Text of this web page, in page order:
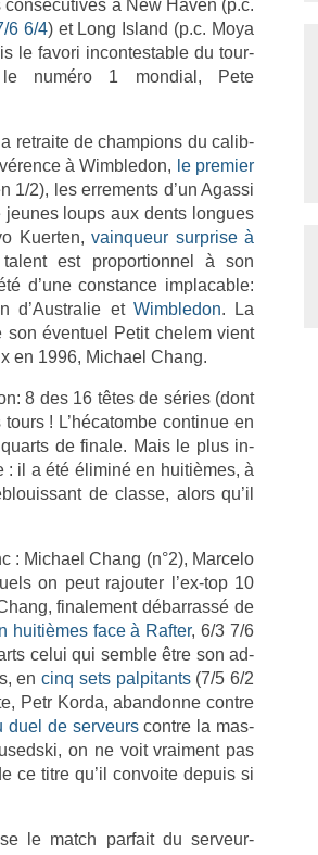
con­sécutives à New Haven (p.c.
6 6/4) et Long Is­land (p.c. Moya
le favori in­con­test­able du tour­
numéro 1 mon­di­al, Pete
re­traite de champ­ions du calib­
à Wimbledon, le pre­mi­er
1/2), les er­re­ments d’un Agas­si
jeunes loups aux dents lon­gues
Kuert­en,vain­queur sur­pr­ise à
est pro­por­tion­nel à son
d’une con­stan­ce im­plac­able:
d’Australie et Wimbledon. La
son éven­tuel Petit chelem vient
en 1996, Mic­hael Chang.
8 des 16 têtes de séries (dont
! L’hécatom­be con­tinue en
de fin­ale. Mais le plus in­
il a été éliminé en huitièmes, à
de clas­se, alors qu’il
: Mic­hael Chang (n°2), Mar­celo
on peut rajout­er l’ex-top 10
fin­ale­ment débar­rassé de
huitièmes face à Raft­er, 6/3 7/6
celui qui semble être son ad­
encinq sets pal­pitants(7/5 6/2
Petr Korda, ab­an­donne con­tre
duel de ser­veurscon­tre la mas­
on ne voit vrai­ment pas
ce titre qu’il con­voite de­puis si
le match par­fait du serveur-